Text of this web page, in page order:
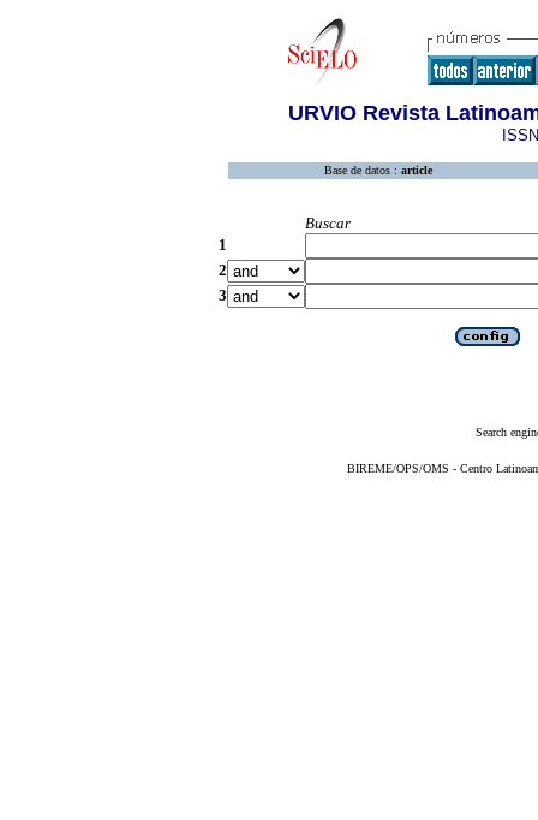
URVIO Revista
Base de datos : article
Buscar
1
2
3
Search
BIREME/OPS/OMS - Centro